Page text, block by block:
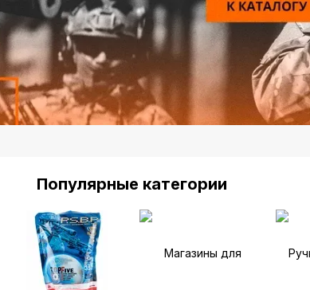
Популярные категории